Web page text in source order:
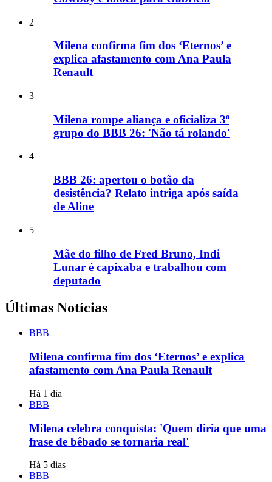
2
Milena confirma fim dos ‘Eternos’ e
explica afastamento com Ana Paula
Renault
3
Milena rompe aliança e oficializa 3º
grupo do BBB 26: 'Não tá rolando'
4
BBB 26: apertou o botão da
desistência? Relato intriga após saída
de Aline
5
Mãe do filho de Fred Bruno, Indi
Lunar é capixaba e trabalhou com
deputado
Últimas Notícias
BBB
Milena confirma fim dos ‘Eternos’ e explica
afastamento com Ana Paula Renault
Há 1 dia
BBB
Milena celebra conquista: 'Quem diria que uma
frase de bêbado se tornaria real'
Há 5 dias
BBB